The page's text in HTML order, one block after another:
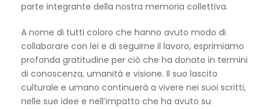
parte integrante della nostra memoria collettiva.
A nome di tutti coloro che hanno avuto modo di
collaborare con lei e di seguirne il lavoro, esprimiamo
profonda gratitudine per ciò che ha donato in termini
di conoscenza, umanità e visione. Il suo lascito
culturale e umano continuerà a vivere nei suoi scritti,
nelle sue idee e nell’impatto che ha avuto su